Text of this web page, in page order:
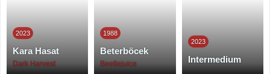
2023
Kara Hasat
Dark Harvest
1988
Beterböcek
Beetlejuice
2023
Intermedium